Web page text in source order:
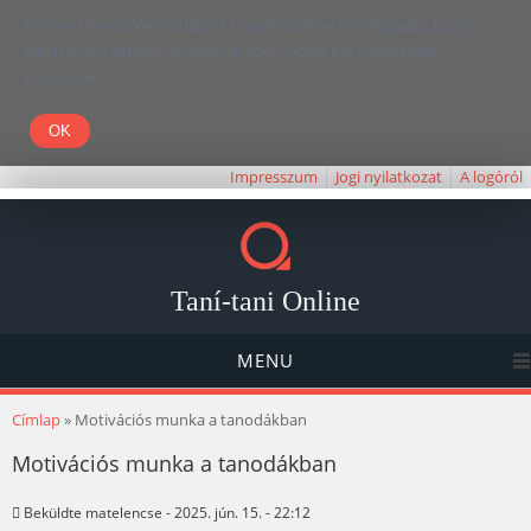
Kedves Olvasó! Weboldalunk böngészésével Ön elfogadja, hogy a
felhasználói élmény javítása céljából cookie-kat használunk.
Köszönjük!
Impresszum Jogi nyilatkozat A logóról
Taní-tani Online
MENU
Jelenlegi hely
Címlap» Motivációs munka a tanodákban
Motivációs munka a tanodákban
Beküldte matelencse - 2025. jún. 15. - 22:12